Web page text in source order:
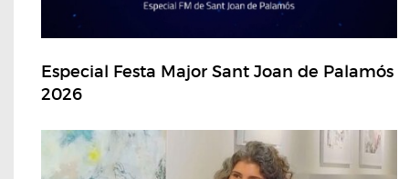
Especial Festa Major Sant Joan de Palamós
2026